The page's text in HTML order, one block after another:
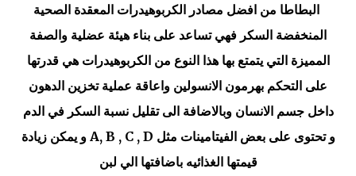
البطاطا من افضل مصادر الكربوهيدرات المعقدة الصحية
المنخفضة السكر فهي تساعد على بناء هيئة عضلية والصفة
المميزة التي يتمتع بها هذا النوع من الكربوهيدرات هي قدرتها
على التحكم بهرمون الانسولين واعاقة عملية تخزين الدهون
داخل جسم الانسان وبالاضافة الى تقليل نسبة السكر في الدم
و تحتوى على بعض الفيتامينات مثل A, B , C , D و يمكن زيادة
قيمتها الغذائيه باضافتها الي لبن